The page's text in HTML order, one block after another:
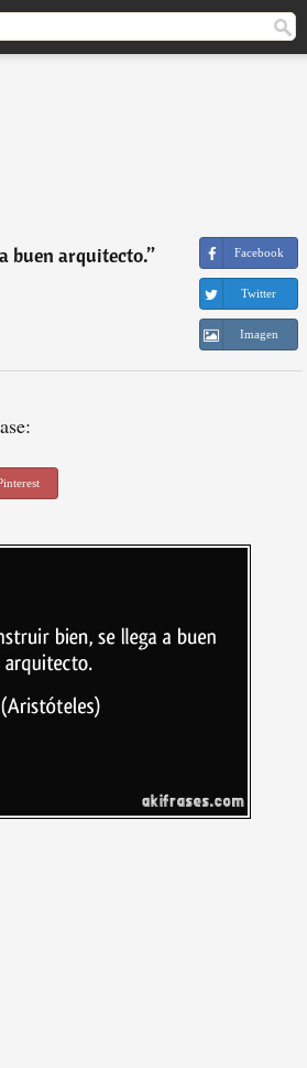
buen arquitecto.”
Facebook
Twitter
Imagen